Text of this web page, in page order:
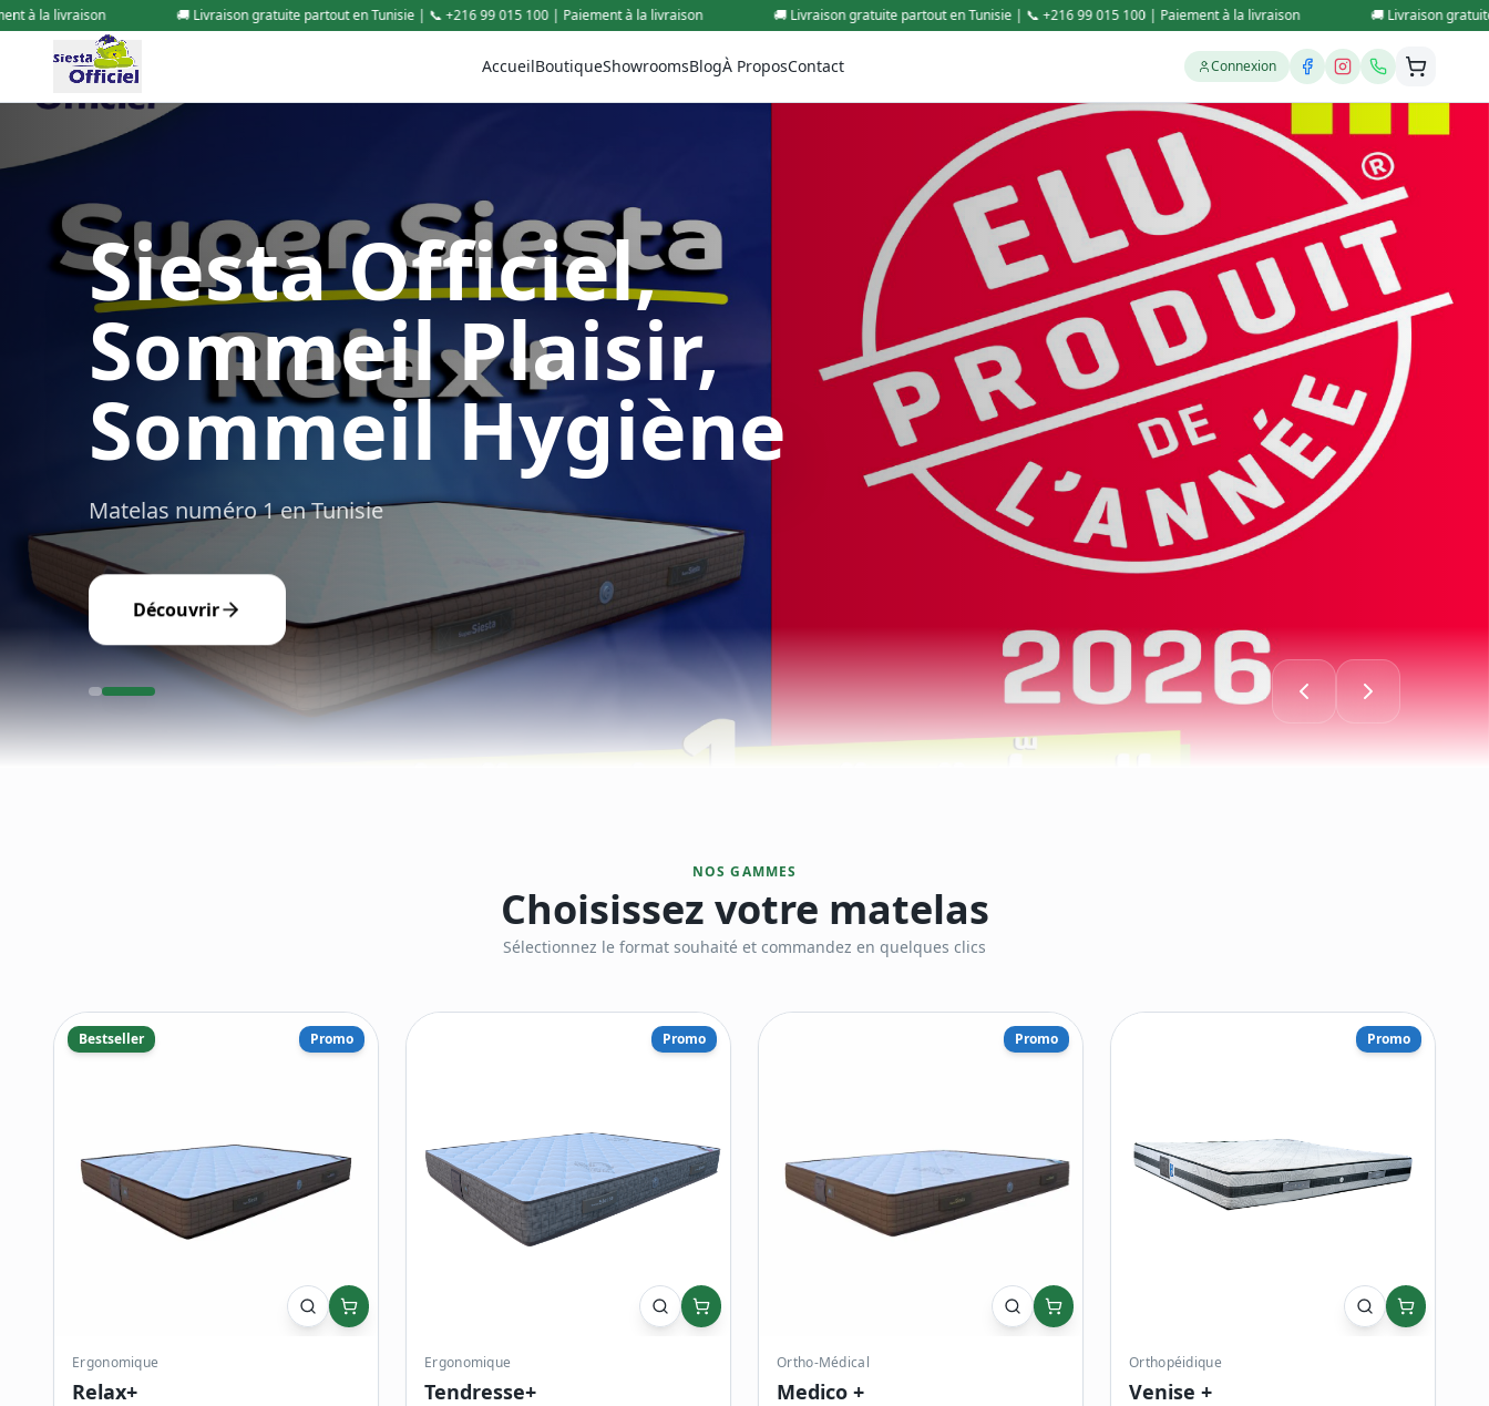
partout en Tunisie | 📞 +216 99 015 100 | Paiement à la livraison 🚚 Livraison gratuite partout en Tunisie | 📞 +216 99 015 100 | Paiement à la livraison 🚚 Livraison gratuite partout en Tunisie | 📞 +216 99 015 100 |
AccueilBoutiqueShowroomsBlogÀ ProposContact Connexion
Siesta Officiel,
Sommeil Plaisir,
Sommeil Hygiène
Matelas numéro 1 en Tunisie
Découvrir
NOS GAMMES
Choisissez votre matelas
Sélectionnez le format souhaité et commandez en quelques clics
Bestseller Promo
Ergonomique
Relax+
Promo
Ergonomique
Tendresse+
Promo
Ortho-Médical
Medico +
Promo
Orthopéidique
Venise +